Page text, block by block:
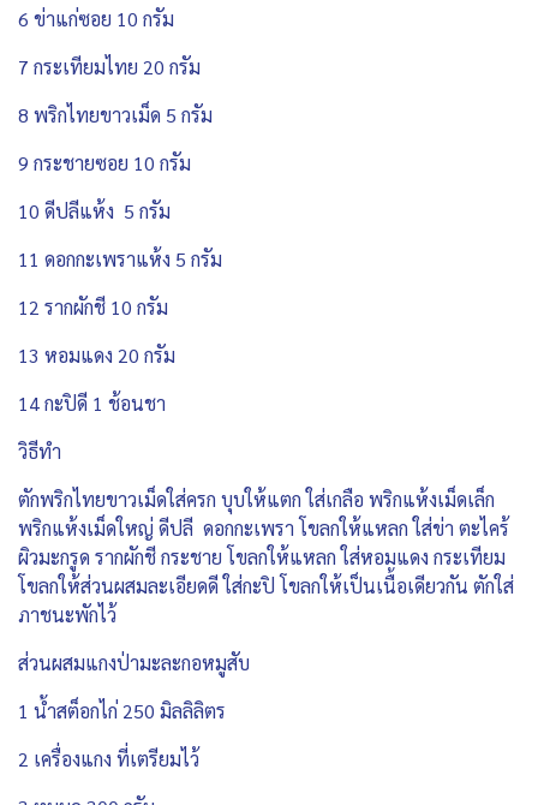
6 ข่าแก่ซอย 10 กรัม
7 กระเทียมไทย 20 กรัม
8 พริกไทยขาวเม็ด 5 กรัม
9 กระชายซอย 10 กรัม
10 ดีปลีแห้ง 5 กรัม
11 ดอกกะเพราแห้ง 5 กรัม
12 รากผักชี 10 กรัม
13 หอมแดง 20 กรัม
14 กะปิดี 1 ช้อนชา
วิธีทำ
ตักพริกไทยขาวเม็ดใส่ครก บุบให้แตก ใส่เกลือ พริกแห้งเม็ดเล็ก
พริกแห้งเม็ดใหญ่ ดีปลี ดอกกะเพรา โขลกให้แหลก ใส่ข่า ตะไคร้
ผิวมะกรูด รากผักชี กระชาย โขลกให้แหลก ใส่หอมแดง กระเทียม
โขลกให้ส่วนผสมละเอียดดี ใส่กะปิ โขลกให้เป็นเนื้อเดียวกัน ตักใส่
ภาชนะพักไว้
ส่วนผสมแกงป่ามะละกอหมูสับ
1 น้ำสต็อกไก่ 250 มิลลิลิตร
2 เครื่องแกง ที่เตรียมไว้